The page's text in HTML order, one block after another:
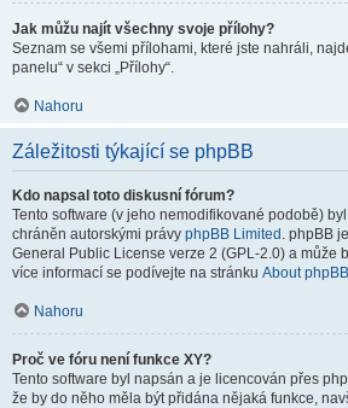
Jak můžu najít všechny svoje přílohy?
Seznam se všemi přílohami, které jste nahráli,
panelu“ v sekci „Přílohy“.
Nahoru
Záležitosti týkající se phpBB
Kdo napsal toto diskusní fórum?
Tento software (v jeho nemodifikované podobě)
chráněn autorskými právy phpBB Limited . phpBB
General Public License verze 2 (GPL-2.0) a může
více informací se podívejte na stránku About phpBB
Nahoru
Proč ve fóru není funkce XY?
Tento software byl napsán a je licencován přes
že by do něho měla být přidána nějaká funkce,